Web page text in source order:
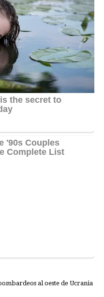
al oeste de Ucrania